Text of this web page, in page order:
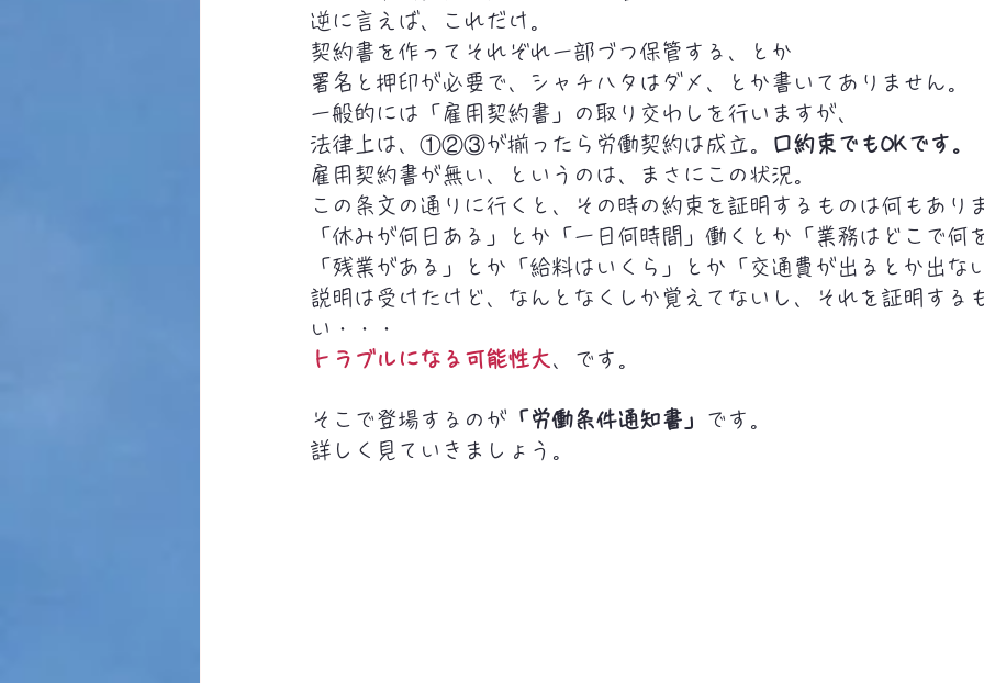
逆に言えば、これだけ。
契約書を作ってそれぞれ一部づつ保管する、とか
署名と押印が必要で、シャチハタはダメ、とか書いてありません。
一般的には「雇用契約書」の取り交わしを行いますが、
法律上は、①②③が揃ったら労働契約は成立。
口約束でもOKです。
雇用契約書が無い、というのは、まさにこの状況。
この条文の通りに行くと、その時の約束を証明するものは何もあり
「休みが何日ある」とか「一日何時間」働くとか「業務はどこで何
「残業がある」とか「給料はいくら」とか「交通費が出るとか出な
説明は受けたけど、なんとなくしか覚えてないし、それを証明する
い・・・
トラブルになる可能性大 、です。
そこで登場するのが 「労働条件通知書」
です。
詳しく見ていきましょう。